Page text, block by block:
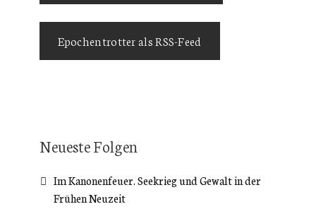
Epochentrotter als RSS-Feed
Neueste Folgen
Im Kanonenfeuer. Seekrieg und Gewalt in der
Frühen Neuzeit